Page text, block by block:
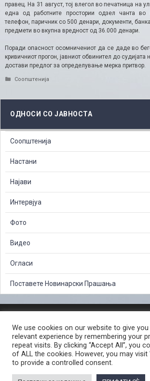
правец. На 31 август, тој влегол во печатница на
една од работните простории одзел чанта во
телефон, паричник со 500 денари, документи,
предмети во вкупна вредност од 36.000 денари.
Поради опасност осомничениот да се даде во
кривичниот прогон, јавниот обвинител до судијата
достави предлог за определување мерка притвор.
Categories
Соопштенија
ОДНОСИ СО ЈАВНОСТА
Соопштенија
Настани
Најави
Интервјуа
Фото
Видео
Огласи
Поставете Новинарски Прашања
СЛОБОДЕН ПРИСТАП ДО ИНФОРМАЦИИ ОД
ПОСТАПКА ЗА ПРИЈАВА НА КРИВИЧНО ДЕЛО
ПОЛИТИКА ЗА ПРИВАТНОСТ ВЕБ
We use cookies on our website to give
relevant experience by remembering your
repeat visits. By clicking “Accept All”, you
of ALL the cookies. However, you may visit
to provide a controlled consent.